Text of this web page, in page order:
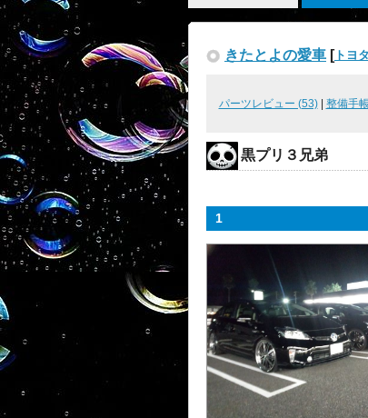
きたとよの愛車 [ トヨ
パーツレビュー (53)| 整備手
黒プリ３兄弟
1